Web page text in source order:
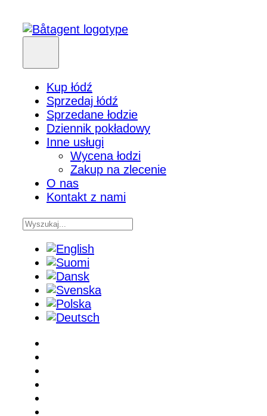
Kup łódź
Sprzedaj łódź
Sprzedane łodzie
Dziennik pokładowy
Inne usługi
Wycena łodzi
Zakup na zlecenie
O nas
Kontakt z nami